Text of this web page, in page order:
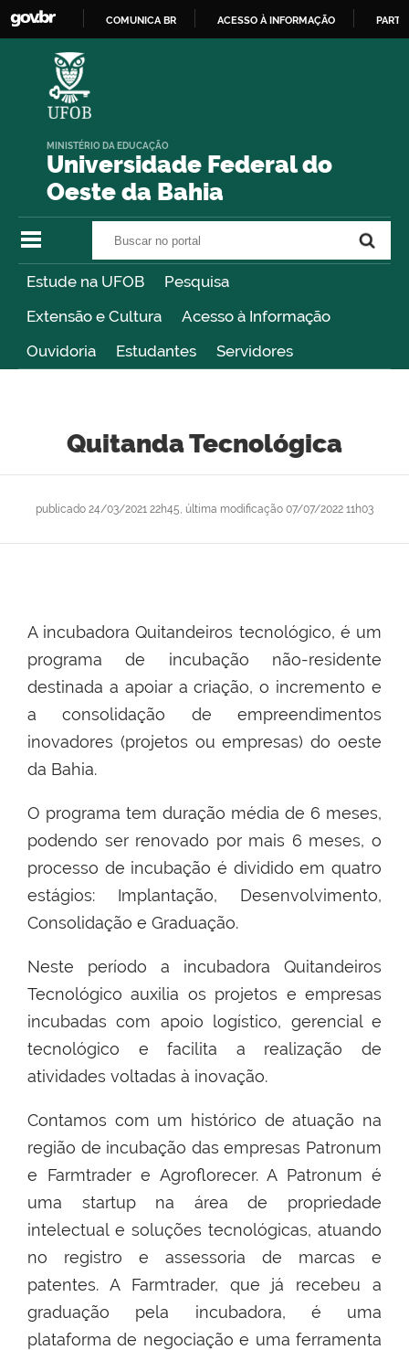
COMUNICA BR ACESSO À INFORMAÇÃO
Universidade Federal do
Oeste da Bahia
MINISTÉRIO DA EDUCAÇÃO
Estude na UFOB
Pesquisa
Extensão e Cultura
Acesso à Informação
Ouvidoria
Estudantes Servidores
Quitanda Tecnológica
publicado 24/03/2021 22h45, última modificação 07/07/2022 11h03
A incubadora Quitandeiros tecnológico, é um
programa de incubação não-residente
destinada a apoiar a criação, o incremento e
a consolidação de empreendimentos
inovadores (projetos ou empresas) do oeste
da Bahia.
O programa tem duração média de 6 meses,
podendo ser renovado por mais 6 meses, o
processo de incubação é dividido em quatro
estágios: Implantação, Desenvolvimento,
Consolidação e Graduação.
Neste período a incubadora Quitandeiros
Tecnológico auxilia os projetos e empresas
incubadas com apoio logístico, gerencial e
tecnológico e facilita a realização de
atividades voltadas à inovação.
Contamos com um histórico de atuação na
região de incubação das empresas Patronum
e Farmtrader e Agroflorecer. A Patronum é
uma startup na área de propriedade
intelectual e soluções tecnológicas, atuando
no registro e assessoria de marcas e
patentes. A Farmtrader, que já recebeu a
graduação pela incubadora, é uma
plataforma de negociação e uma ferramenta